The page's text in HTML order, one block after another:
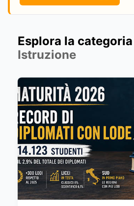
Esplora la categoria
Istruzione